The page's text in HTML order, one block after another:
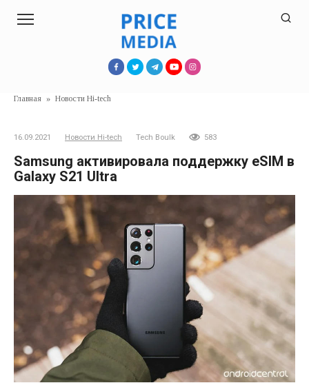
Главная » Новости Hi-tech
16.09.2021 Новости Hi-tech Tech Boulk 583
Samsung активировала поддержку eSIM в
Galaxy S21 Ultra